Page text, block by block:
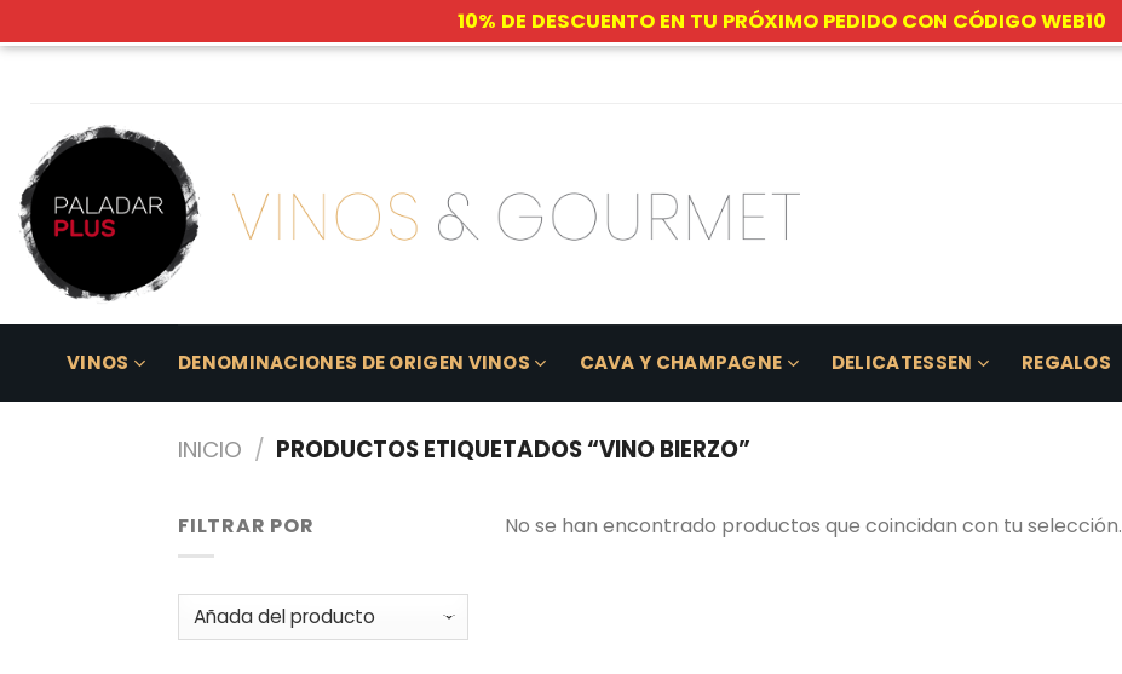
Skip
VINOS DENOMINACIONES DE ORIGEN VINOS CAVA Y CHAMPAGNE DELICATESSEN REGALOS
INICIO / PRODUCTOS ETIQUETADOS “VINO BIERZO”
FILTRAR POR No se han encontrado productos que coincidan con tu selección.
10% DE DESCUENTO EN TU PRÓXIMO PEDIDO CON CÓDIGO WEB10